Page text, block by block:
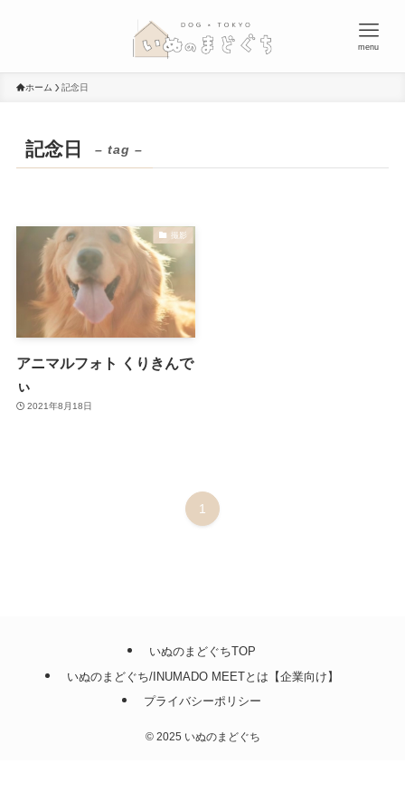
menu
ホーム 記念日
記念日 – tag –
撮影
アニマルフォト くりきんで
ぃ
2021年8月18日
1
いぬのまどぐちTOP
いぬのまどぐち/INUMADO MEETとは【企業向け】
プライバシーポリシー
©2025 いぬのまどぐち